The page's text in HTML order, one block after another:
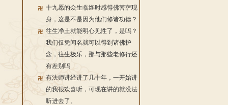
十九愿的众生临终时感得佛菩萨现
身，这是不是因为他们修诸功德？
往生净土就能明心见性了，是吗？
我们仅凭闻名就可以得到诸佛护
念，往生极乐，那与那些老修行还
有差别吗
有法师讲经讲了几十年，一开始讲
的我很欢喜听，可现在讲的就没法
听进去了。